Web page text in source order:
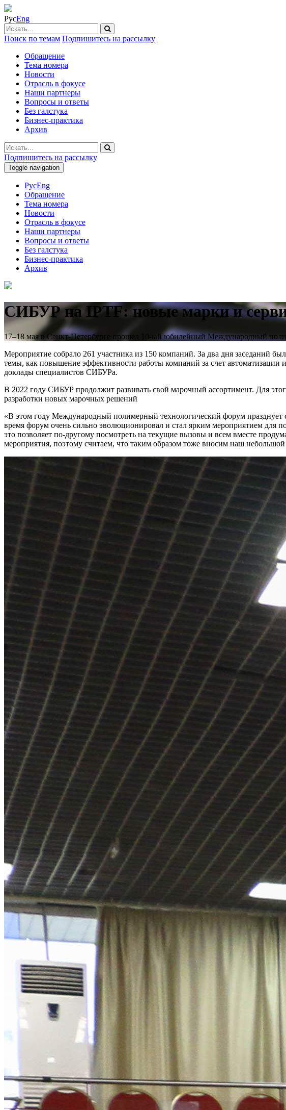
РусEng
Поиск по темам Подпишитесь на рассылку
Обращение
Тема номера
Новости
Отрасль в фокусе
Наши партнеры
Вопросы и ответы
Без галстука
Бизнес-практика
Архив
Подпишитесь на рассылку
Toggle navigation
РусEng
Обращение
Тема номера
Новости
Отрасль в фокусе
Наши партнеры
Вопросы и ответы
Без галстука
Бизнес-практика
Архив
СИБУР на IPTF: новые марки и
17–18 мая в Санкт-Петербурге прошел 10-ый юбилейный Международный
Мероприятие собрало 261 участника из 150 компаний. За два дня заседаний
темы, как повышение эффективности работы компаний за счет автоматизации
доклады специалистов СИБУРа.
В 2022 году СИБУР продолжит развивать свой марочный ассортимент. Для
разработки новых марочных решений
«В этом году Международный полимерный технологический форум
время форум очень сильно эволюционировал и стал ярким мероприятием для
это позволяет по-другому посмотреть на текущие вызовы и всем вместе
мероприятия, поэтому считаем, что таким образом тоже вносим наш